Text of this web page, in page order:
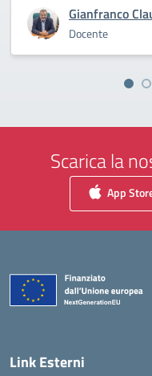
Gianfranco
Docente
Scarica la
App
Link Esterni